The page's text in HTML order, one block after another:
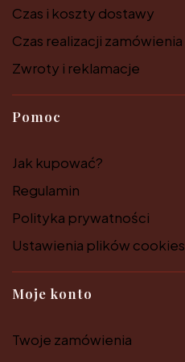
Czas i koszty dostawy
Czas realizacji zamówienia
Zwroty i reklamacje
Pomoc
Jak kupować?
Regulamin
Polityka prywatności
Ustawienia plików cookies
Moje konto
Twoje zamówienia